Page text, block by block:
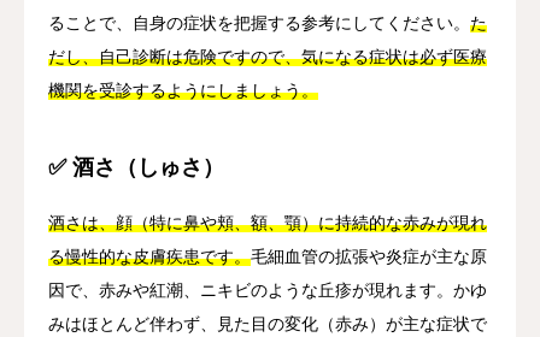
ることで、自身の症状を把握する参考にしてください。 た
だし、自己診断は危険ですので、気になる症状は必ず医療
機関を受診するようにしましょう。
✅ 酒さ（しゅさ）
酒さは、顔（特に鼻や頬、額、顎）に持続的な赤みが現れ
る慢性的な皮膚疾患です。毛細血管の拡張や炎症が主な原
因で、赤みや紅潮、ニキビのような丘疹が現れます。かゆ
みはほとんど伴わず、見た目の変化（赤み）が主な症状で